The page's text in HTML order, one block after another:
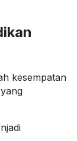
kesempatan